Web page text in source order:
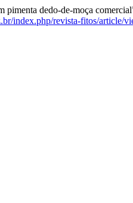
pimenta dedo-de-moça
index.php/revista-fitos/article/